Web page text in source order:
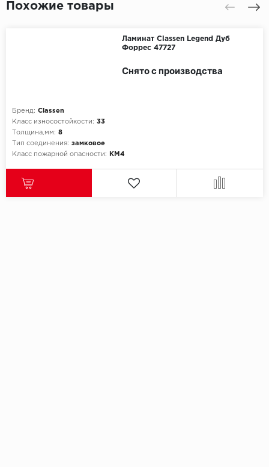
Похожие товары
Ламинат Classen Legend Дуб
Форрес 47727
Бренд: Classen
Класс износостойкости: 33
Толщина,мм: 8
Тип соединения: замковое
Класс пожарной опасности:
КМ4
Снято с производства